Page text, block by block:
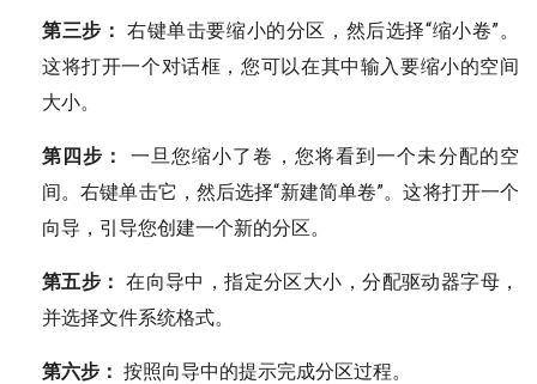
第三步： 右键单击要缩小的分区，然后选择“缩小卷”。
这将打开一个对话框，您可以在其中输入要缩小的空间
大小。
第四步：
一旦您缩小了卷，您将看到一个未分配的空
间。右键单击它，然后选择“新建简单卷”。这将打开一个
向导，引导您创建一个新的分区。
第五步： 在向导中，指定分区大小，分配驱动器字母，
并选择文件系统格式。
第六步： 按照向导中的提示完成分区过程。